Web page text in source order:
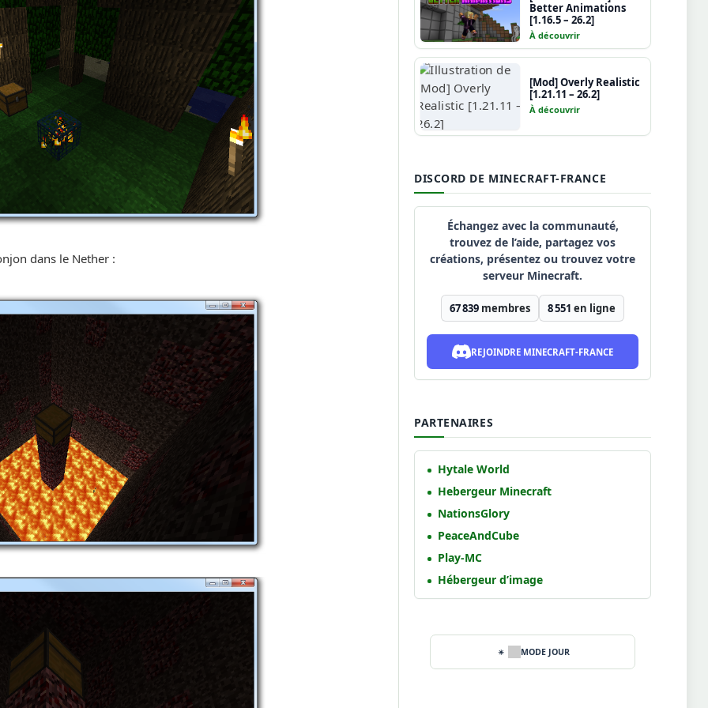
dans le Nether :
Better Animations
[1.16.5 – 26.2]
À découvrir
[Mod] Overly Realistic
[1.21.11 – 26.2]
À découvrir
DISCORD DE MINECRAFT-FRANCE
Échangez avec la communauté,
trouvez de l’aide, partagez vos
créations, présentez ou trouvez votre
serveur Minecraft.
67 839 membres 8 551 en ligne
REJOINDRE MINECRAFT-FRANCE
PARTENAIRES
Hytale World
Hebergeur Minecraft
NationsGlory
PeaceAndCube
Play-MC
Hébergeur d’image
MODE JOUR